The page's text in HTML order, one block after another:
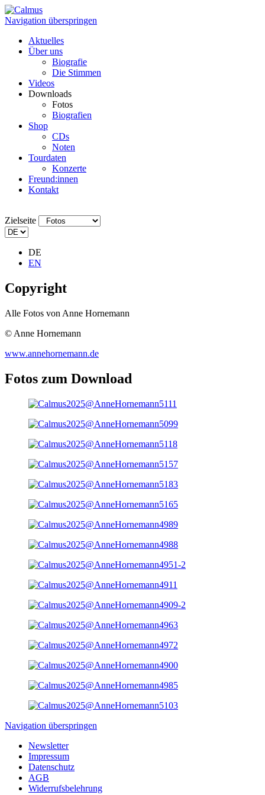
Navigation überspringen
Aktuelles
Über uns
Biografie
Die Stimmen
Videos
Downloads
Fotos
Biografien
Shop
CDs
Noten
Tourdaten
Konzerte
Freund:innen
Kontakt
Zielseite
DE
EN
Copyright
Alle Fotos von Anne Hornemann
© Anne Hornemann
www.annehornemann.de
Fotos zum Download
Navigation überspringen
Newsletter
Impressum
Datenschutz
AGB
Widerrufsbelehrung